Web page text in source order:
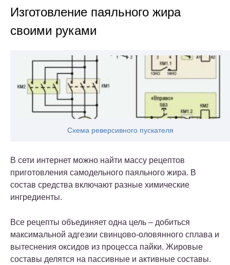
Изготовление паяльного жира
своими руками
Схема реверсивного пускателя
В сети интернет можно найти массу рецептов
приготовления самодельного паяльного жира. В
состав средства включают разные химические
ингредиенты.
Все рецепты объединяет одна цель – добиться
максимальной адгезии свинцово-оловянного сплава и
вытеснения оксидов из процесса пайки. Жировые
составы делятся на пассивные и активные составы.